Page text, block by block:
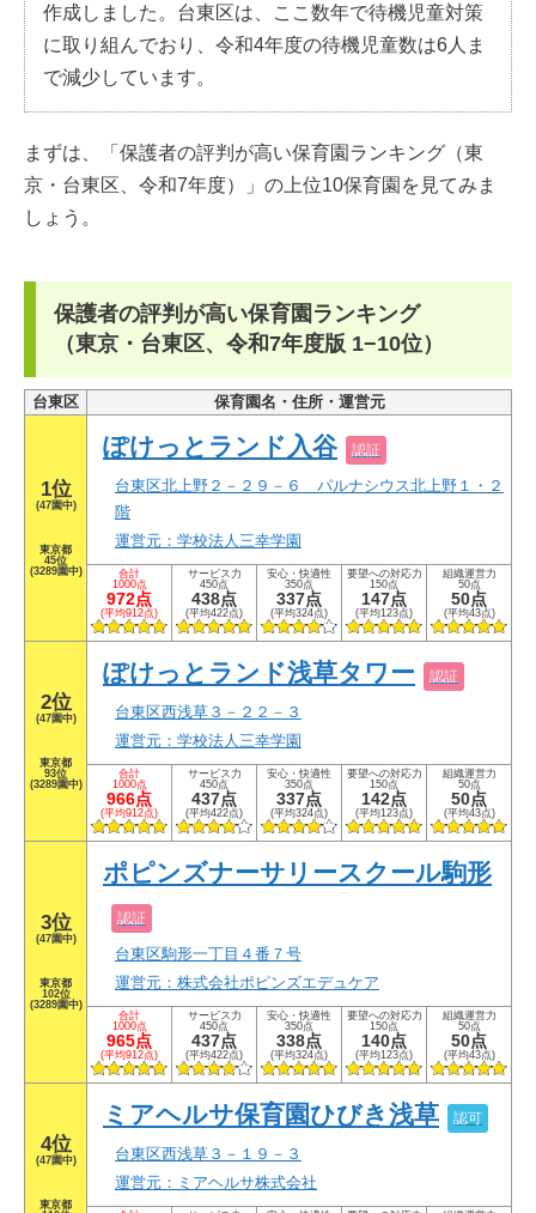
作成しました。台東区は、ここ数年で待機児童対策
に取り組んでおり、令和4年度の待機児童数は6人ま
で減少しています。
まずは、「保護者の評判が高い保育園ランキング（東
京・台東区、令和7年度）」の上位10保育園を見てみま
しょう。
保護者の評判が高い保育園ランキング
（東京・台東区、令和7年度版 1−10位）
台東区 保育園名・住所・運営元
1位
(47園中)
東京都
45位
(3289園中)
ぽけっとランド入谷 認証
台東区北上野２－２９－６ パルナシウス北上野１・２
階
運営元：学校法人三幸学園
合計
1000点
972点
(平均912点)
サービス力
450点
438点
(平均422点)
安心・快適性
350点
337点
(平均324点)
要望への対応力
150点
147点
(平均123点)
組織運営力
50点
50点
(平均43点)
2位
(47園中)
東京都
93位
(3289園中)
ぽけっとランド浅草タワー 認証
台東区西浅草３－２２－３
運営元：学校法人三幸学園
合計
1000点
966点
(平均912点)
サービス力
450点
437点
(平均422点)
安心・快適性
350点
337点
(平均324点)
要望への対応力
150点
142点
(平均123点)
組織運営力
50点
50点
(平均43点)
3位
(47園中)
東京都
102位
(3289園中)
ポピンズナーサリースクール駒形
認証
台東区駒形一丁目４番７号
運営元：株式会社ポピンズエデュケア
合計
1000点
965点
(平均912点)
サービス力
450点
437点
(平均422点)
安心・快適性
350点
338点
(平均324点)
要望への対応力
150点
140点
(平均123点)
組織運営力
50点
50点
(平均43点)
4位
(47園中)
東京都
ミアヘルサ保育園ひびき浅草 認可
台東区西浅草３－１９－３
運営元：ミアヘルサ株式会社